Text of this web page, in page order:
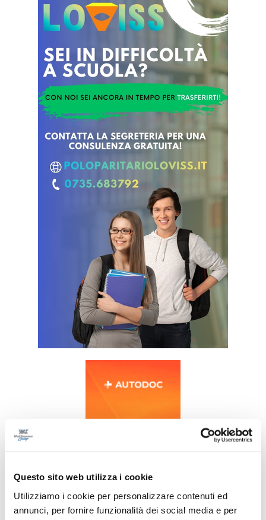
Questo sito web utilizza i cookie
Utilizziamo i cookie per personalizzare contenuti ed
annunci, per fornire funzionalità dei social media e per